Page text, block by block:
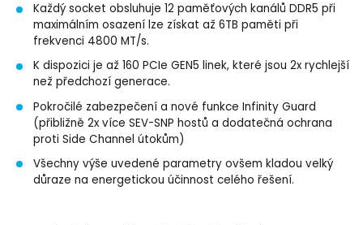
Každý socket obsluhuje 12 paměťových kanálů DDR5 při
maximálním osazení lze získat až 6TB paměti při
frekvenci 4800 MT/s.
K dispozici je až 160 PCIe GEN5 linek, které jsou 2x rychlejší
než předchozí generace.
Pokročilé zabezpečení a nové funkce Infinity Guard
(přibližně 2x více SEV-SNP hostů a dodatečná ochrana
proti Side Channel útokům)
Všechny výše uvedené parametry ovšem kladou velký
důraze na energetickou účinnost celého řešení.